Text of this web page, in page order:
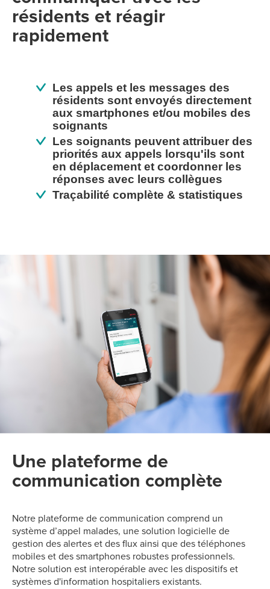
résidents et réagir
rapidement
Les appels et les messages des
résidents sont envoyés directement
aux smartphones et/ou mobiles des
soignants
Les soignants peuvent attribuer des
priorités aux appels lorsqu'ils sont
en déplacement et coordonner les
réponses avec leurs collègues
Traçabilité complète & statistiques
Une plateforme de
communication complète
Notre plateforme de communication comprend un
système d’appel malades, une solution logicielle de
gestion des alertes et des flux ainsi que des téléphones
mobiles et des smartphones robustes professionnels.
Notre solution est interopérable avec les dispositifs et
systèmes d'information hospitaliers existants.